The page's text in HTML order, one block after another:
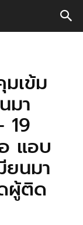
เข้ม
มา
19
แอบ
ยนมา
ผู้ติด